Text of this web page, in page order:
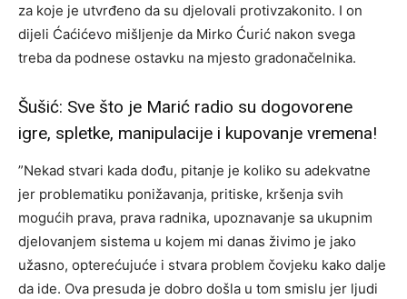
za koje je utvrđeno da su djelovali protivzakonito. I on
dijeli Ćaćićevo mišljenje da Mirko Ćurić nakon svega
treba da podnese ostavku na mjesto gradonačelnika.
Šušić: Sve što je Marić radio su dogovorene
igre, spletke, manipulacije i kupovanje vremena!
”Nekad stvari kada dođu, pitanje je koliko su adekvatne
jer problematiku ponižavanja, pritiske, kršenja svih
mogućih prava, prava radnika, upoznavanje sa ukupnim
djelovanjem sistema u kojem mi danas živimo je jako
užasno, opterećujuće i stvara problem čovjeku kako dalje
da ide. Ova presuda je dobro došla u tom smislu jer ljudi